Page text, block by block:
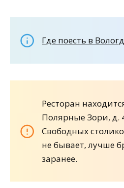
Где поесть в
Ресторан
Полярные Зори, д.
Свободных
не бывает, лучше
заранее.